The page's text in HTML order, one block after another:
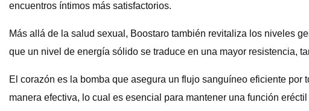
encuentros íntimos más satisfactorios.
Más allá de la salud sexual, Boostaro también revitaliza los niveles
que un nivel de energía sólido se traduce en una mayor resistencia,
El corazón es la bomba que asegura un flujo sanguíneo eficiente
manera efectiva, lo cual es esencial para mantener una función